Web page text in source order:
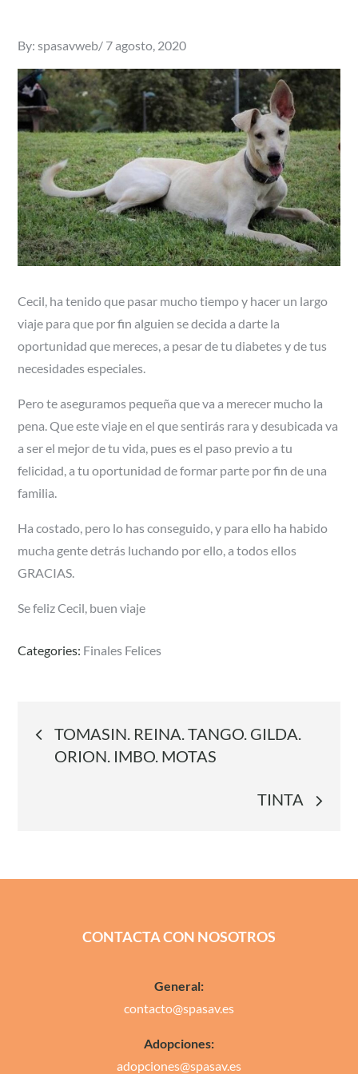
By:spasavweb Posted
on
7 agosto, 2020
Cecil, ha tenido que pasar mucho tiempo y hacer un largo
viaje para que por fin alguien se decida a darte la
oportunidad que mereces, a pesar de tu diabetes y de tus
necesidades especiales.
Pero te aseguramos pequeña que va a merecer mucho la
pena. Que este viaje en el que sentirás rara y desubicada va
a ser el mejor de tu vida, pues es el paso previo a tu
felicidad, a tu oportunidad de formar parte por fin de una
familia.
Ha costado, pero lo has conseguido, y para ello ha habido
mucha gente detrás luchando por ello, a todos ellos
GRACIAS.
Se feliz Cecil, buen viaje
Categories: Finales Felices
Navegación
de
TOMASIN. REINA. TANGO. GILDA.
ORION. IMBO. MOTAS
TINTA
CONTACTA CON NOSOTROS
General:
contacto@spasav.es
Adopciones:
adopciones@spasav.es